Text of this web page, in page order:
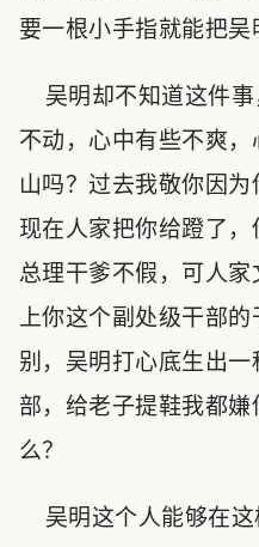
要一根小手指就能把吴
吴明却不知道这件事
不动，心中有些不爽
山吗？过去我敬你因为
现在人家把你给蹬了
总理干爹不假，可人
上你这个副处级干部
别，吴明打心底生出
部，给老子提鞋我都
么？
吴明这个人能够在这